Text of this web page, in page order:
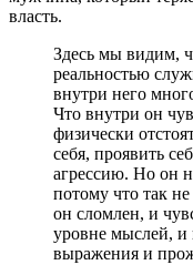
власть.
Здесь мы видим,
реальностью
внутри него
Что внутри он
физически
себя, проявить
агрессию. Но он
потому что так
он сломлен, и
уровне мыслей, и
выражения и